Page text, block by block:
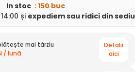
In stoc : 150 buc
și expediemsau ridici din sediu
mai târziu
/ lună
Detalii
aici